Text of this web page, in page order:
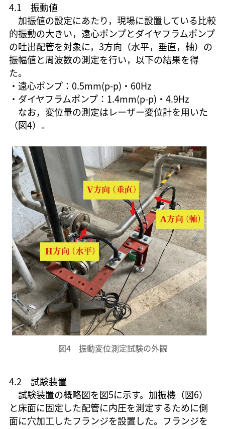
4.1 振動値
加振値の設定にあたり，現場に設置している比較
的振動の大きい，遠心ポンプとダイヤフラムポンプ
の吐出配管を対象に，3方向（水平，垂直，軸）の
振幅値と周波数の測定を行い，以下の結果を得
た。
・遠心ポンプ：0.5mm(p-p)・60Hz
・ダイヤフラムポンプ：1.4mm(p-p)・4.9Hz
なお，変位量の測定はレーザー変位計を用いた
（図4）。
図4 振動変位測定試験の外観
4.2 試験装置
試験装置の概略図を図5に示す。加振機（図6）
と床面に固定した配管に内圧を測定するために側
面に穴加工したフランジを設置した。フランジを